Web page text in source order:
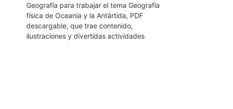
Geografía para trabajar el tema Geografía
física de Oceanía y la Antártida, PDF
descargable, que trae contenido,
ilustraciones y divertidas actividades